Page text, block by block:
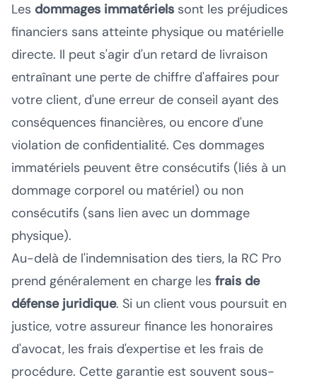
Les dommages immatériels sont les préjudices
financiers sans atteinte physique ou matérielle
directe. Il peut s'agir d'un retard de livraison
entraînant une perte de chiffre d'affaires pour
votre client, d'une erreur de conseil ayant des
conséquences financières, ou encore d'une
violation de confidentialité. Ces dommages
immatériels peuvent être consécutifs (liés à un
dommage corporel ou matériel) ou non
consécutifs (sans lien avec un dommage
physique).
Au-delà de l'indemnisation des tiers, la RC Pro
prend généralement en charge les frais de
défense juridique. Si un client vous poursuit en
justice, votre assureur finance les honoraires
d'avocat, les frais d'expertise et les frais de
procédure. Cette garantie est souvent sous-